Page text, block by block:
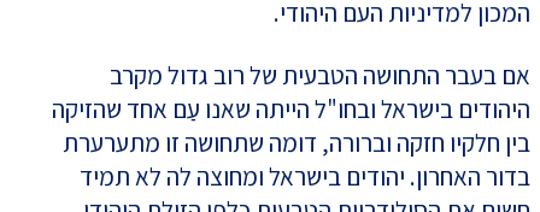
המכון למדיניות העם היהודי.
אם בעבר התחושה הטבעית של רוב גדול מקרב
היהודים בישראל ובחו"ל הייתה שאנו עַם אחד שהזיקה
בין חלקיו חזקה וברורה, דומה שתחושה זו מתערערת
בדור האחרון. יהודים בישראל ומחוצה לה לא תמיד